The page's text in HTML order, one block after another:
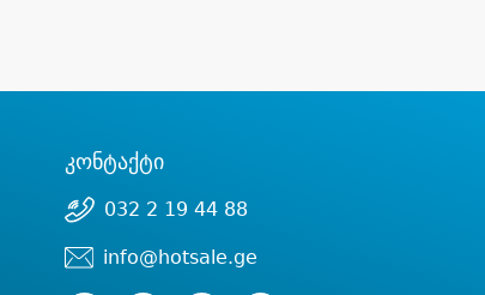
კონტაქტი
032 2 19 44 88
info@hotsale.ge